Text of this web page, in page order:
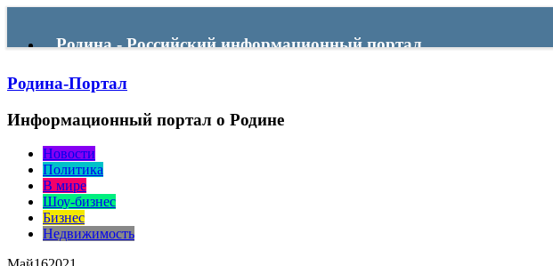
Родина - Российский информационный портал
Родина-Портал
Информационный портал о Родине
Новости
Политика
В мире
Шоу-бизнес
Бизнес
Недвижимость